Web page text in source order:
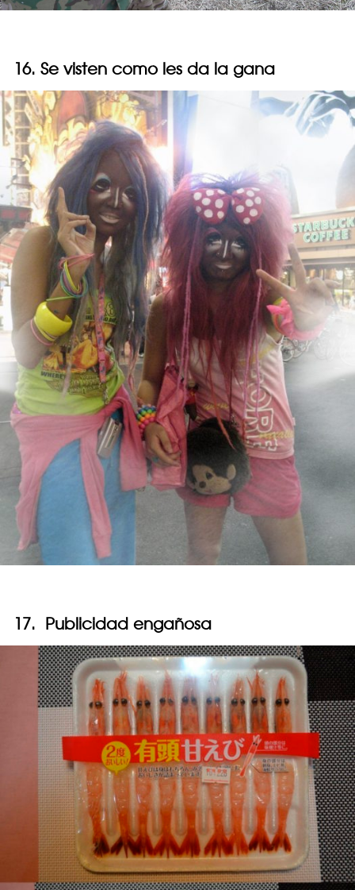
16. Se visten como les da la gana
17. Publicidad engañosa